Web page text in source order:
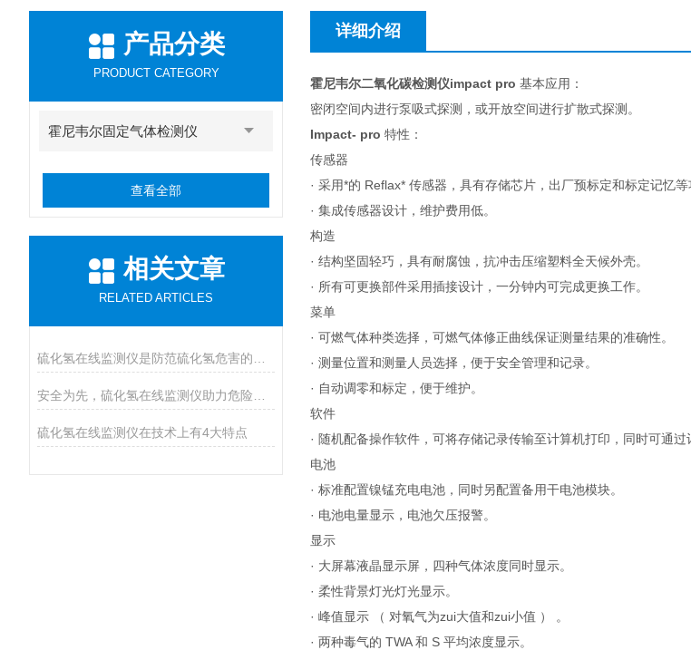
产品分类
PRODUCT CATEGORY
霍尼韦尔固定气体检测仪
查看全部
相关文章
RELATED ARTICLES
硫化氢在线监测仪在技术上有4大特点
详细介绍
霍尼韦尔二氧化碳检测仪impact pro 基本应用：
密闭空间内进行泵吸式探测，或开放空间进行扩散式探测。
Impact- pro 特性：
传感器
· 采用*的 Reflax* 传感器，具有存储芯片，出厂预标定和标定记忆
· 集成传感器设计，维护费用低。
构造
· 结构坚固轻巧，具有耐腐蚀，抗冲击压缩塑料全天候外壳。
· 所有可更换部件采用插接设计，一分钟内可完成更换工作。
菜单
· 可燃气体种类选择，可燃气体修正曲线保证测量结果的准确性。
· 测量位置和测量人员选择，便于安全管理和记录。
· 自动调零和标定，便于维护。
软件
· 随机配备操作软件，可将存储记录传输至计算机打印，同时可通过
电池
· 标准配置镍锰充电电池，同时另配置备用干电池模块。
· 电池电量显示，电池欠压报警。
显示
· 大屏幕液晶显示屏，四种气体浓度同时显示。
· 柔性背景灯光灯光显示。
· 峰值显示 （ 对氧气为zui大值和zui小值 ） 。
· 两种毒气的 TWA 和 S 平均浓度显示。